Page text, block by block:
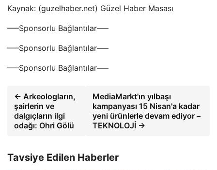
Kaynak: (guzelhaber.net) Güzel Haber Masası
—–Sponsorlu Bağlantılar—–
—–Sponsorlu Bağlantılar—–
—–Sponsorlu Bağlantılar—–
← Arkeologların,
şairlerin ve
dalgıçların ilgi
odağı: Ohri Gölü
MediaMarkt'ın yılbaşı
kampanyası 15 Nisan'a kadar
yeni ürünlerle devam ediyor –
TEKNOLOJİ →
Tavsiye Edilen Haberler